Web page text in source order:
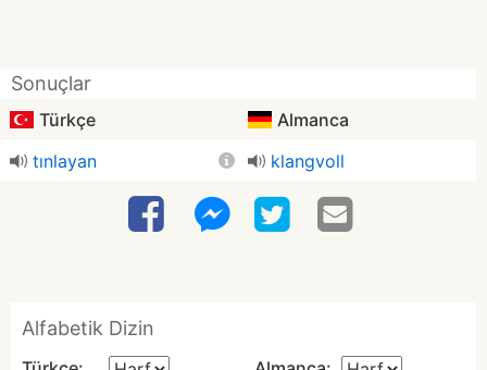
Sonuçlar
Türkçe
Almanca
tınlayan
klangvoll
Alfabetik Dizin